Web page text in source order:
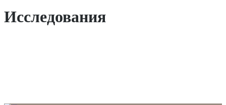
Исследования